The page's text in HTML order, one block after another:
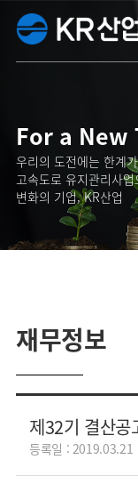
For a
우리의 도전에는 한계
고속도로 유지관리사
변화의 기업, KR산업
재무정보
제32기 결산공
등록일 : 2019.03.21